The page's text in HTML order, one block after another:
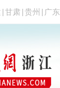
甘肃 贵州 广东